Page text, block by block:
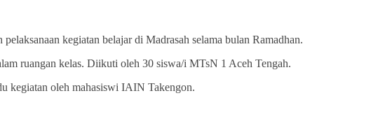
kegiatan belajar di Madrasah selama bulan Ramadhan.
ruangan kelas. Diikuti oleh 30 siswa/i MTsN 1 Aceh Tengah.
kegiatan oleh mahasiswi IAIN Takengon.